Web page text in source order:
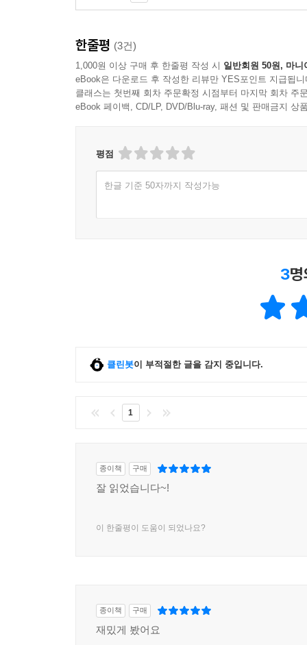
한줄평 (3건)
1,000원 이상 구매 후 한줄평 작성 시 일반회원 50원, 마니
eBook은 다운로드 후 작성한 리뷰만 YES포인트 지급됩니
클래스는 첫번째 회차 주문확정 시점부터 마지막 회차 주
eBook 페이백, CD/LP, DVD/Blu-ray, 패션 및 판매금지 상
평점
한글 기준 50자까지 작성가능
3
클린봇이 부적절한 글을 감지 중입니다.
1
종이책 구매
잘 읽었습니다~!
이 한줄평이 도움이 되었나요?
종이책 구매
재밌게 봤어요